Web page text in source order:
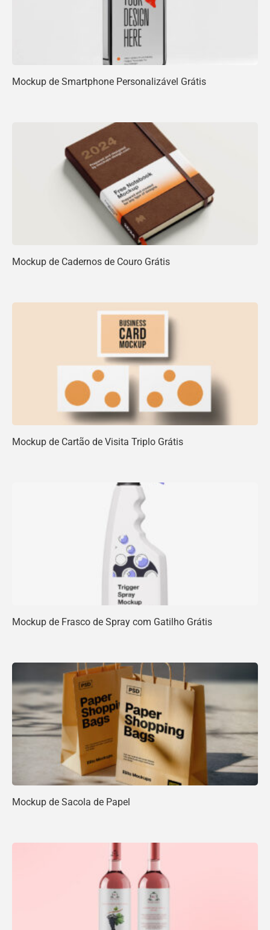
Mockup de Smartphone Personalizável Grátis
Mockup de Cadernos de Couro Grátis
Mockup de Cartão de Visita Triplo Grátis
Mockup de Frasco de Spray com Gatilho Grátis
Mockup de Sacola de Papel